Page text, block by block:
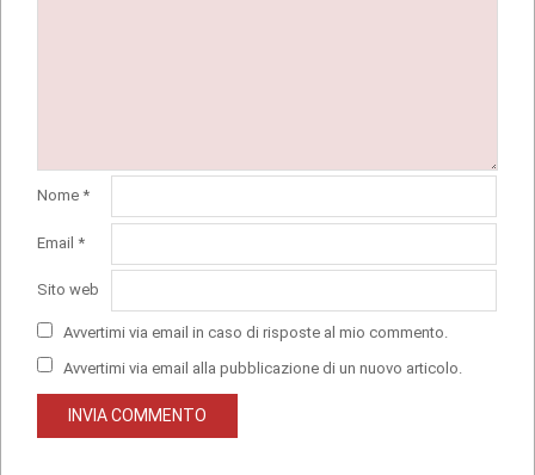
Nome *
Email *
Sito web
Avvertimi via email in caso di risposte al mio commento.
Avvertimi via email alla pubblicazione di un nuovo articolo.